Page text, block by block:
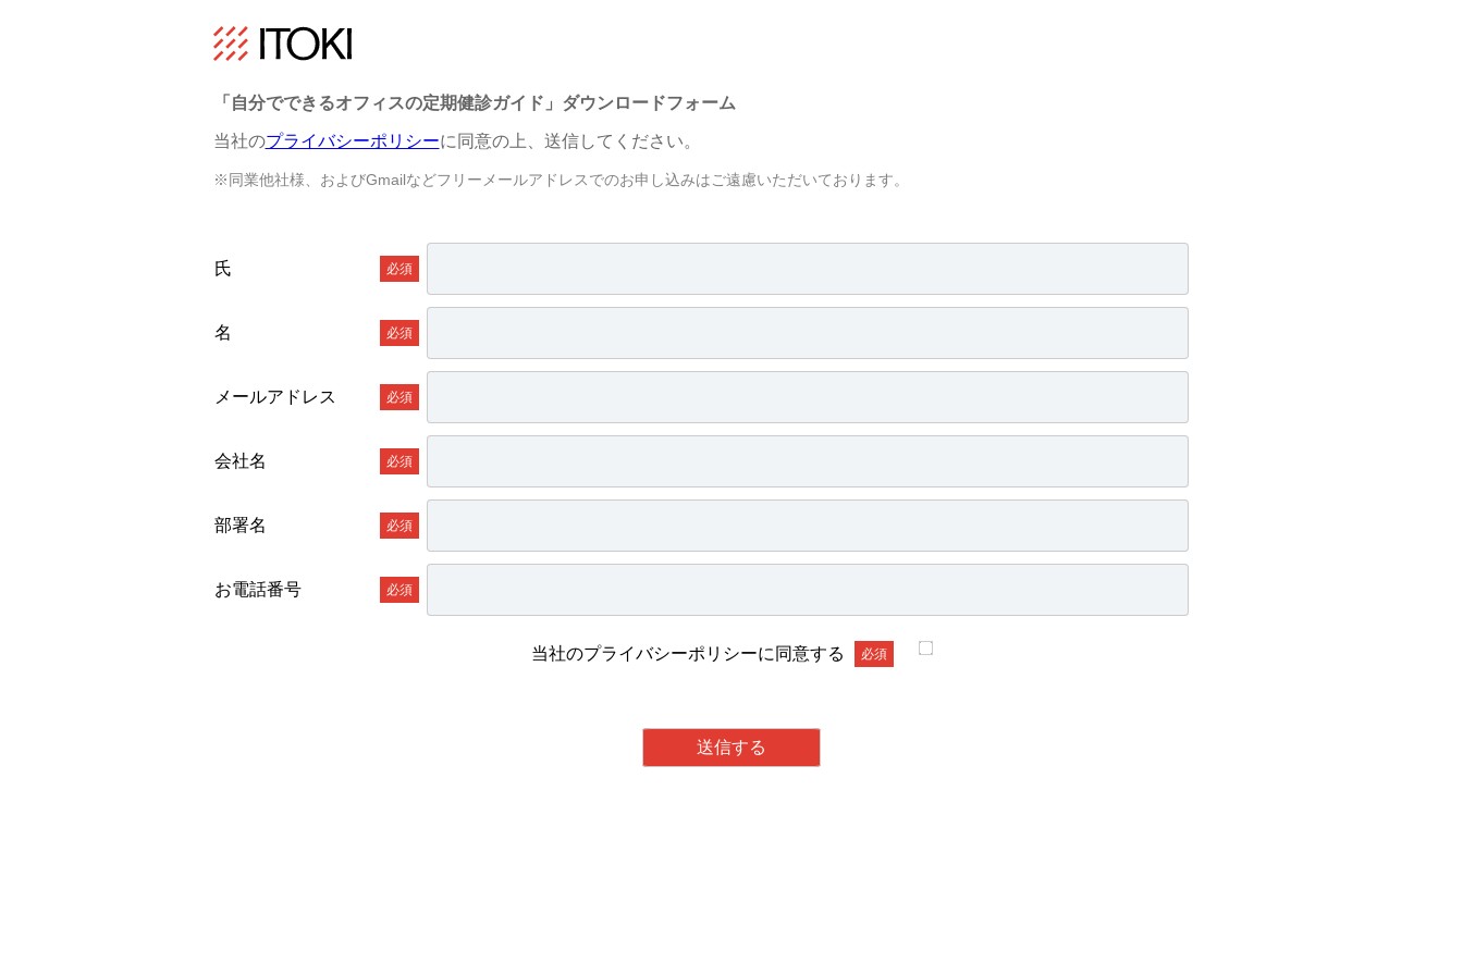
「自分でできるオフィスの定期健診ガイド」ダウンロードフォーム
当社のプライバシーポリシーに同意の上、送信してください。
※同業他社様、およびGmailなどフリーメールアドレスでのお申し込みはご遠慮いただいております。
氏
名
メールアドレス
会社名
部署名
お電話番号
当社のプライバシーポリシーに同意する